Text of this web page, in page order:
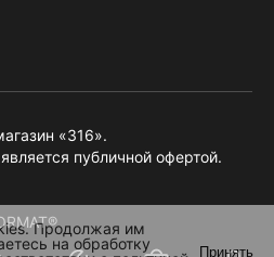
«316».
публичной офертой.
Продолжая им
на обработку
Принять